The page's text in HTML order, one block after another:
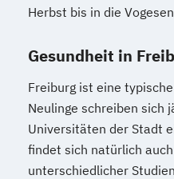
Herbst bis in die
Gesundheit in
Freiburg ist eine
Neulinge schreiben sich
Universitäten der Stadt
findet sich natürlich
unterschiedlicher